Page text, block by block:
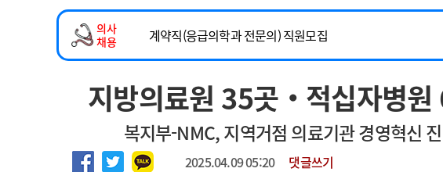
인포메이션 행정처분 판례
고객센터 회사소개 법적고지 광고
의사
채용
계약직(응급의학과 전문의) 직원모집
하반기 전공의(레지던트1년차) 모집
2026년 하반기 인턴 모집
마취통증의학과 임기제 임상의사 채용
지방의료원 35곳‧적십자병원
복지부-NMC, 지역거점 의료기관 경영혁신
2025.04.09 05:20 댓글쓰기